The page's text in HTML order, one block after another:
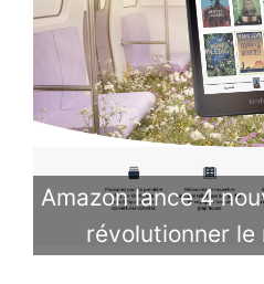
Amazon lance 4
révolutionner